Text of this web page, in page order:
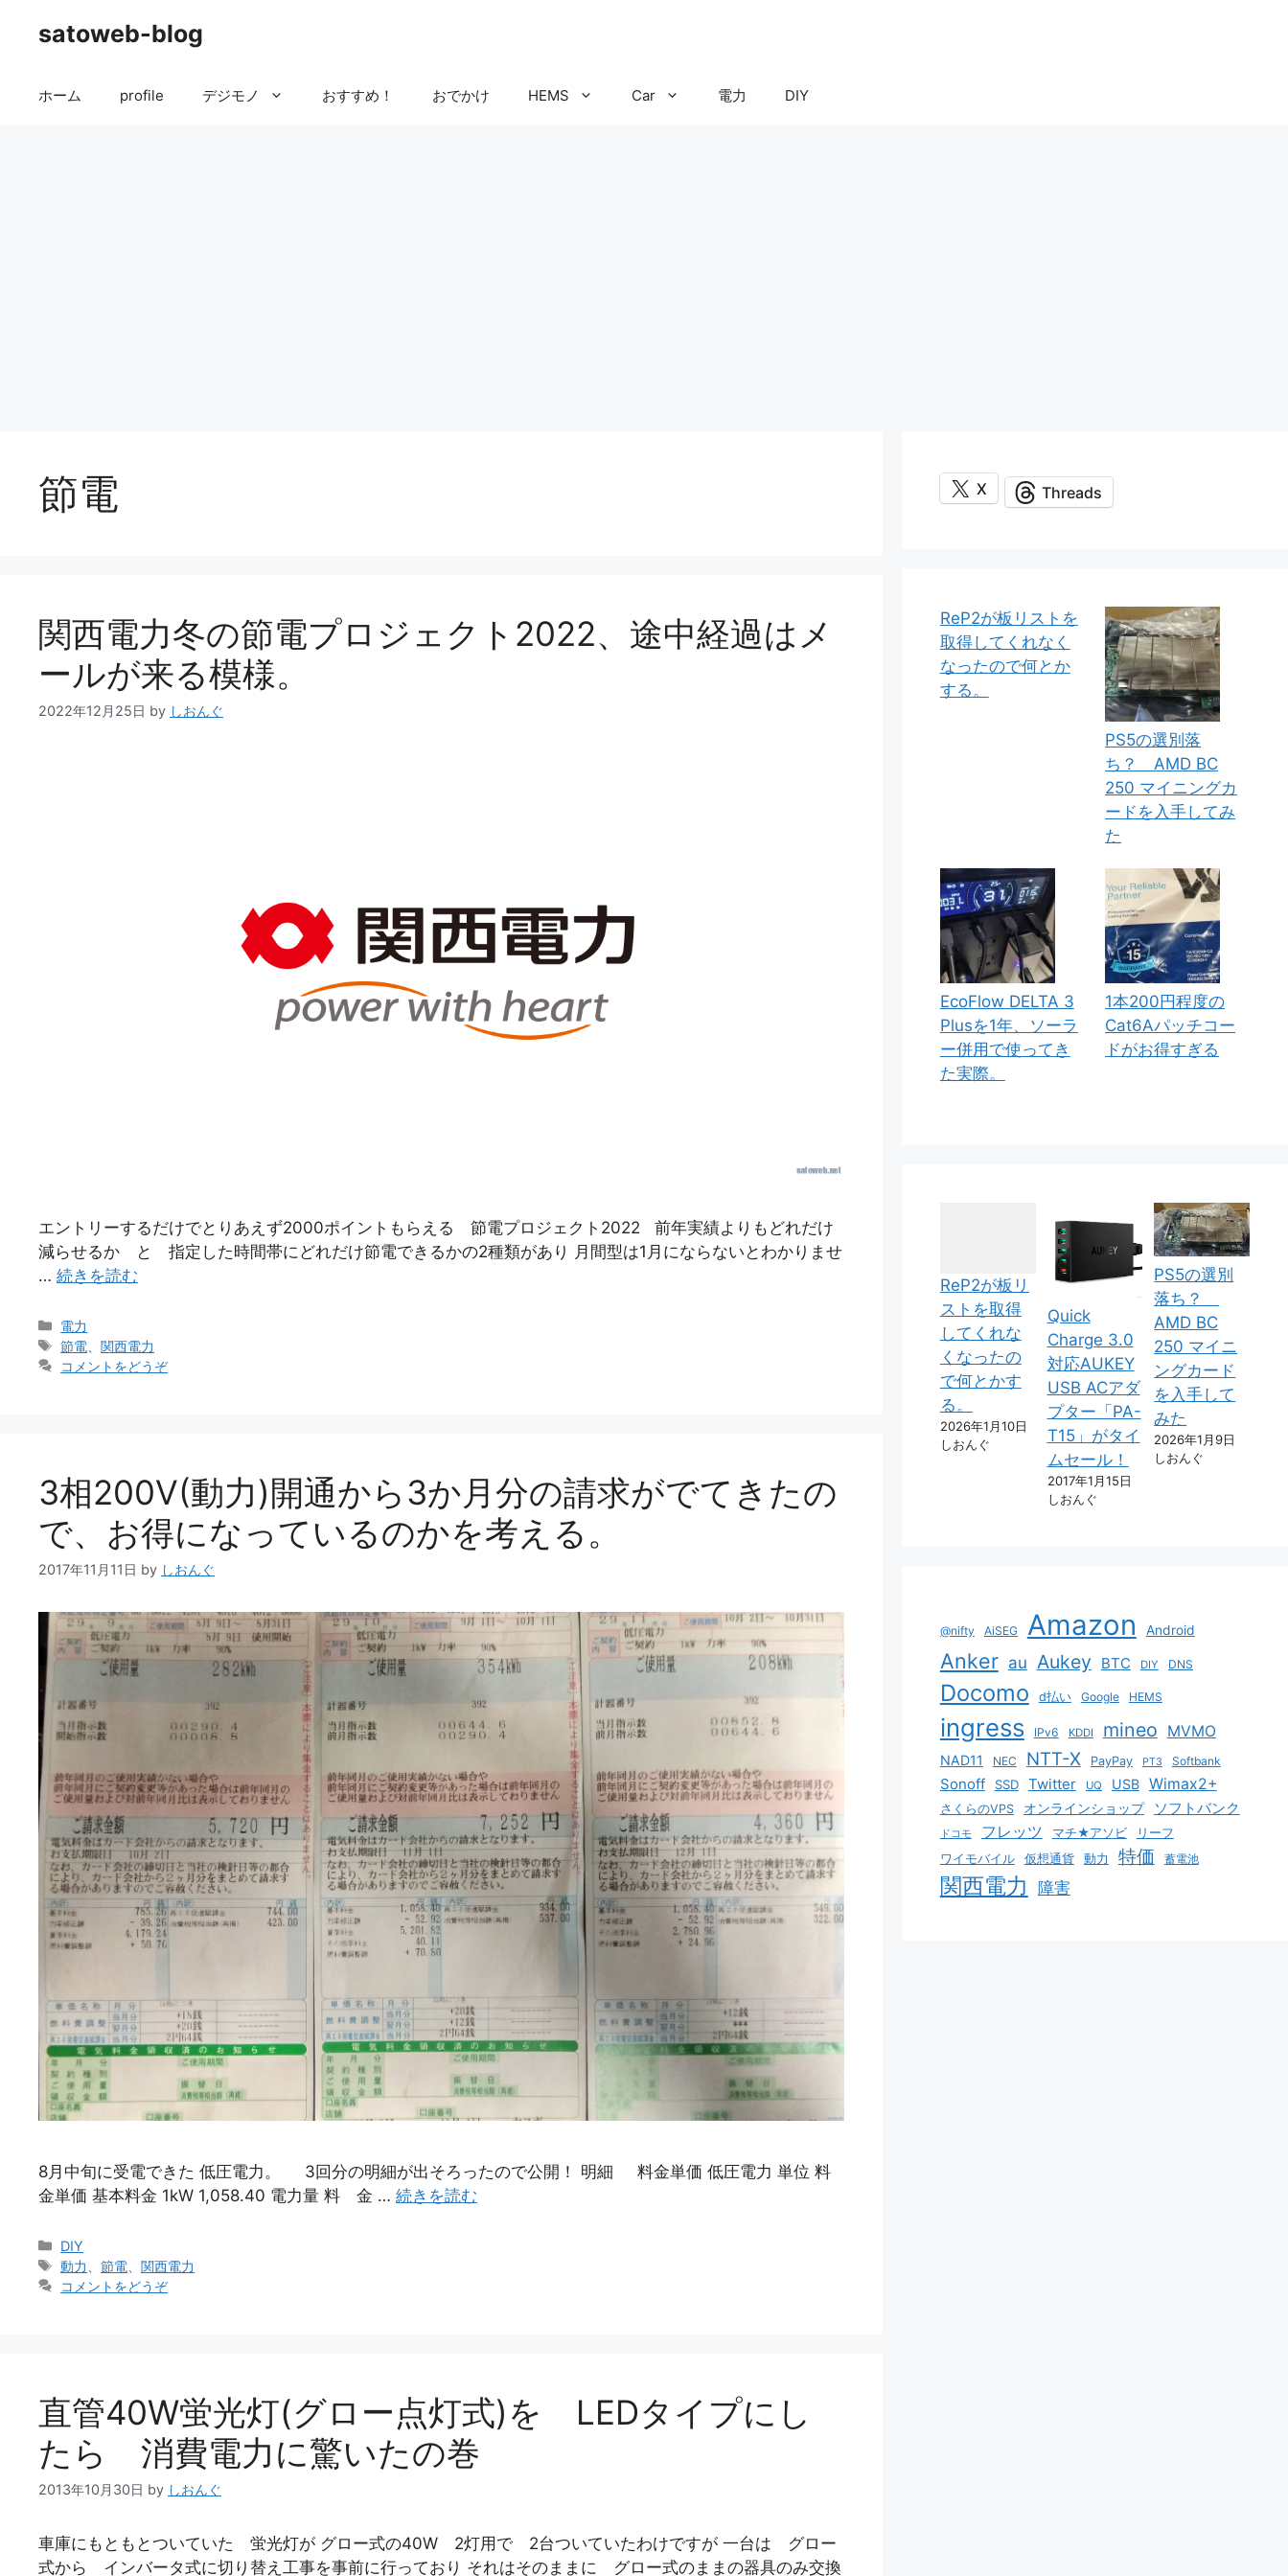
satoweb-blog
ホーム profile デジモノ おすすめ！ おでかけ HEMS Car 電力 DIY
節電
関西電力冬の節電プロジェクト2022、途中経過はメ
ールが来る模様。
2022年12月25日 by しおんぐ
エントリーするだけでとりあえず2000ポイントもらえる 節電プロジェクト2022 前年実績よりもどれだけ
減らせるか と 指定した時間帯にどれだけ節電できるかの2種類があり 月間型は1月にならないとわかりませ
… 続きを読む
カ
テ
ゴ
電力
タ
グ
節電 、関西電力
コメントをどうぞ
3相200V(動力)開通から3か月分の請求がでてきたの
で、お得になっているのかを考える。
2017年11月11日 by しおんぐ
8月中旬に受電できた 低圧電力。 3回分の明細が出そろったので公開！ 明細 料金単価 低圧電力 単位 料
金単価 基本料金 1kW 1,058.40 電力量 料 金 … 続きを読む
カ
テ
ゴ
DIY
タ
グ
動力 、節電 、関西電力
コメントをどうぞ
直管40W蛍光灯(グロー点灯式)を LEDタイプにし
たら 消費電力に驚いたの巻
2013年10月30日 by しおんぐ
車庫にもともとついていた 蛍光灯が グロー式の40W 2灯用で 2台ついていたわけですが 一台は グロー
式から インバータ式に切り替え工事を事前に行っており それはそのままに グロー式のままの器具のみ交換
X Threads
ReP2が板リストを
取得してくれなく
なったので何とか
する。
PS5の選別落
ち？ AMD BC
250 マイニングカ
ードを入手してみ
た
EcoFlow DELTA 3
Plusを1年、ソーラ
ー併用で使ってき
た実際。
1本200円程度の
Cat6Aパッチコー
ドがお得すぎる
ReP2が板リ
ストを取得
してくれな
くなったの
で何とかす
る。
2026年1月10日
しおんぐ
Quick
Charge 3.0
対応AUKEY
USB ACアダ
プター「PA-
T15」がタイ
ムセール！
2017年1月15日
しおんぐ
PS5の選別
落ち？
AMD BC
250 マイニ
ングカード
を入手して
みた
2026年1月9日
しおんぐ
@nifty AiSEG Amazon Android
Anker au Aukey BTC DIY DNS
Docomo d払い Google HEMS
ingress IPv6 KDDI mineo MVMO
NAD11 NEC NTT-X PayPay PT3 Softbank
Sonoff SSD Twitter UQ USB Wimax2+
さくらのVPS オンラインショップ ソフトバンク
ドコモ フレッツ マチ★アソビ
リーフ
ワイモバイル
仮想通貨 動力 特価 蓄電池
関西電力 障害